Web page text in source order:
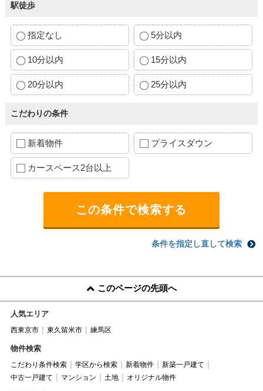
駅徒歩
指定なし 5分以内
10分以内 15分以内
20分以内 25分以内
こだわりの条件
新着物件 プライスダウン
カースペース2台以上
条件を指定し直して検索
このページの先頭へ
人気エリア
西東京市 東久留米市 練馬区
物件検索
こだわり条件検索 学区から検索 新着物件
新築一戸建て
中古一戸建て
マンション 土地 オリジナル物件